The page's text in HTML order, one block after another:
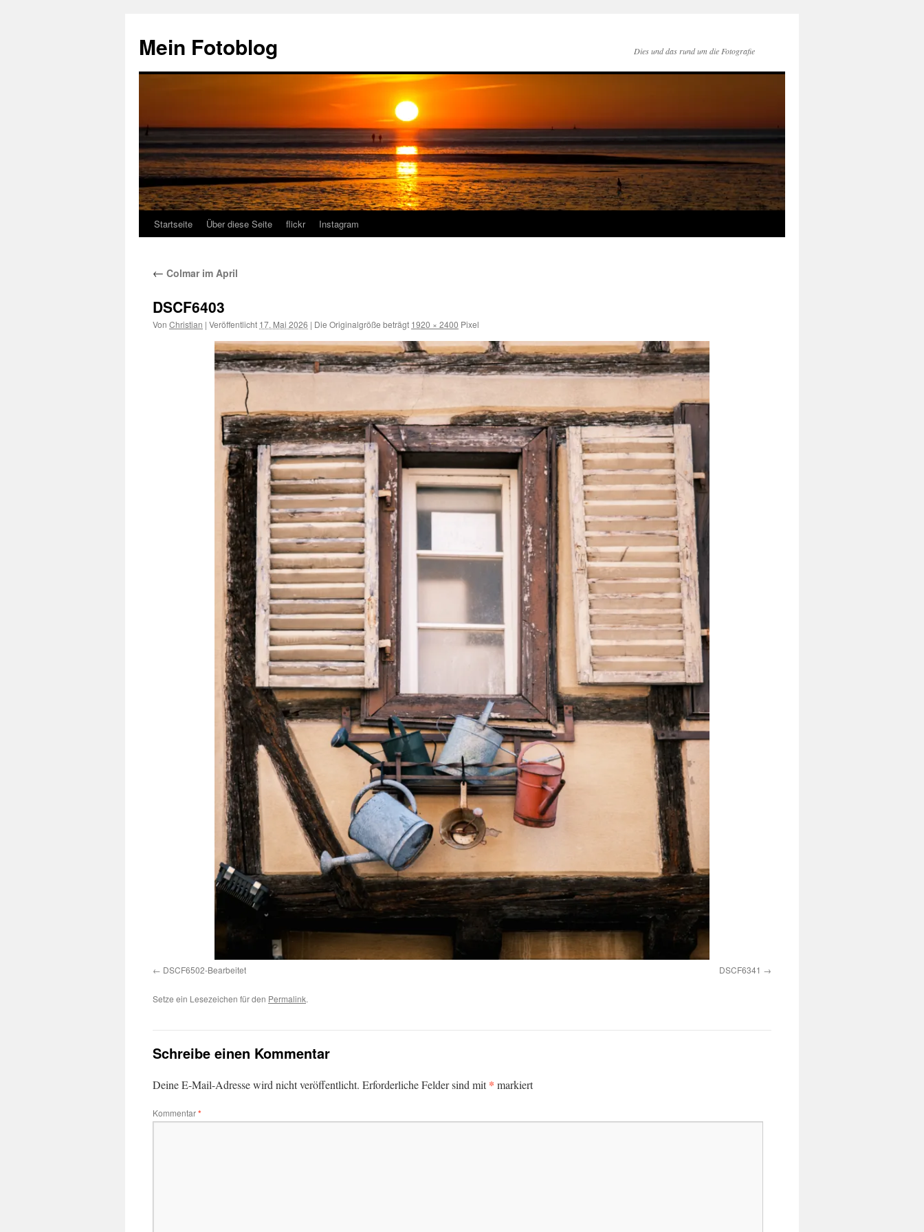
springen
Mein Fotoblog Dies und das rund um die Fotografie
Startseite Über diese Seite flickr Instagram
← Colmar im April
DSCF6403
Von Christian | Veröffentlicht 17. Mai 2026 | Die Originalgröße beträgt 1920 × 2400 Pixel
DSCF6502-Bearbeitet DSCF6341
Setze ein Lesezeichen für den Permalink.
Schreibe einen Kommentar
Deine E-Mail-Adresse wird nicht veröffentlicht. Erforderliche Felder sind mit* markiert
Kommentar*